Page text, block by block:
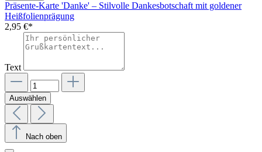
Präsente-Karte 'Danke' – Stilvolle Dankesbotschaft mit goldener
Heißfolienprägung
2,95 €*
Text
Auswählen
Nach oben